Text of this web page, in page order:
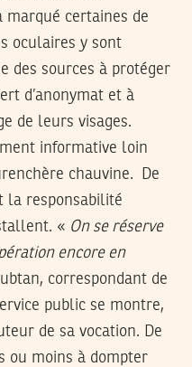
marqué certaines de
oculaires y sont
des sources à protéger
d’anonymat et à
de leurs visages.
informative loin
chauvine. De
la responsabilité
« On se réserve
encore en
correspondant de
public se montre,
de sa vocation. De
ou moins à dompter